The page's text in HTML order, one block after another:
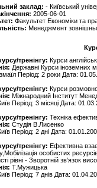
заклад: - Київський
2005-06-01
Факультет Економіки та
Менеджмент
тренінгу: Курси
Державні Курси іноземних
Період: 2 роки Дата:
тренінгу: Курси
Міжнародний Інститут
Період: 3 місяці Дата:
тренінгу: Техніка
Студія В.Лисенко
Період: 2 дні Дата:
тренінгу: Ефективна
особистих
рівні - Зворотній зв’язок
Т.Мужицька
Період: 7 днів Дата: